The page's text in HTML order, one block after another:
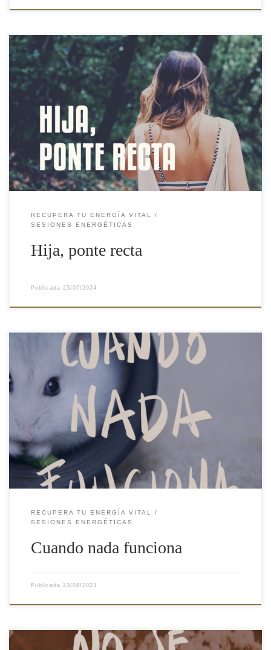
«Hija, ponte recta.» Mi madre me decía esta frase cada dos por
tres, con toda su buena voluntad. Yo era adolescente e iba un
poco encorvada, un poco, no te vayas a imaginar que iba con
chepa, no era para tanto. Pero lo suficiente para que mi madre
me dijera […]
RECUPERA TU ENERGÍA VITAL
SESIONES ENERGÉTICAS
Hija, ponte recta
Publicada 23/07/2024
Sé lo frustrante que es intentarlo todo y que parezca que nada
funciona. Sabemos cómo comer bien, qué hacer para dormir
mejor, cómo descansar, organizarnos, hemos visto vídeos para
gestionar el estrés, la ansiedad… pero seguimos dando vueltas en
la rueda de hámster, en un bucle infinito de sentirnos mal, […]
RECUPERA TU ENERGÍA VITAL
SESIONES ENERGÉTICAS
Cuando nada funciona
Publicada 23/08/2023